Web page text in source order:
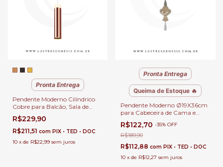
Pronta Entrega
Pendente Moderno Cilíndrico
Cobre para Balcão, Sala de
Jantar e Lavabo
R$229,90
R$211,51 com PIX • TED • DOC
10 x de R$22,99 sem juros
Pronta Entrega
Queima de Estoque 🔥
Pendente Moderno Ø19X36cm
para Cabeceira de Cama e
Lavabos
R$122,70 -35% OFF
R$189,90
R$112,88 com PIX • TED • DOC
10 x de R$12,27 sem juros